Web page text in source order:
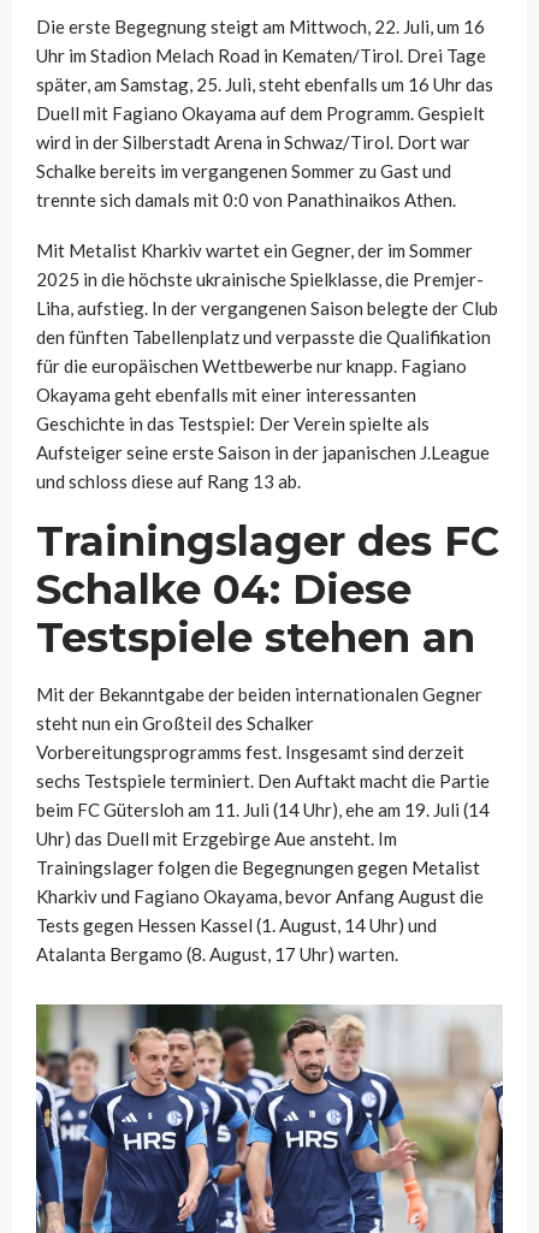
Die erste Begegnung steigt am Mittwoch, 22. Juli, um 16
Uhr im Stadion Melach Road in Kematen/Tirol. Drei Tage
später, am Samstag, 25. Juli, steht ebenfalls um 16 Uhr das
Duell mit Fagiano Okayama auf dem Programm. Gespielt
wird in der Silberstadt Arena in Schwaz/Tirol. Dort war
Schalke bereits im vergangenen Sommer zu Gast und
trennte sich damals mit 0:0 von Panathinaikos Athen.
Mit Metalist Kharkiv wartet ein Gegner, der im Sommer
2025 in die höchste ukrainische Spielklasse, die Premjer-
Liha, aufstieg. In der vergangenen Saison belegte der Club
den fünften Tabellenplatz und verpasste die Qualifikation
für die europäischen Wettbewerbe nur knapp. Fagiano
Okayama geht ebenfalls mit einer interessanten
Geschichte in das Testspiel: Der Verein spielte als
Aufsteiger seine erste Saison in der japanischen J.League
und schloss diese auf Rang 13 ab.
Trainingslager des FC
Schalke 04: Diese
Testspiele stehen an
Mit der Bekanntgabe der beiden internationalen Gegner
steht nun ein Großteil des Schalker
Vorbereitungsprogramms fest. Insgesamt sind derzeit
sechs Testspiele terminiert. Den Auftakt macht die Partie
beim FC Gütersloh am 11. Juli (14 Uhr), ehe am 19. Juli (14
Uhr) das Duell mit Erzgebirge Aue ansteht. Im
Trainingslager folgen die Begegnungen gegen Metalist
Kharkiv und Fagiano Okayama, bevor Anfang August die
Tests gegen Hessen Kassel (1. August, 14 Uhr) und
Atalanta Bergamo (8. August, 17 Uhr) warten.